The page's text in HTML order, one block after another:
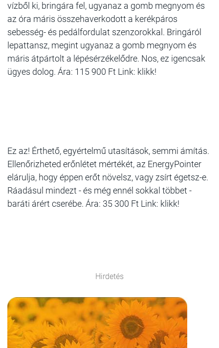
vízből ki, bringára fel, ugyanaz a gomb megnyom és
az óra máris összehaverkodott a kerékpáros
sebesség- és pedálfordulat szenzorokkal. Bringáról
lepattansz, megint ugyanaz a gomb megnyom és
máris átpártolt a lépésérzékelődre. Nos, ez igencsak
ügyes dolog. Ára: 115 900 Ft Link: klikk!
Ez az! Érthető, egyértelmű utasítások, semmi ámítás.
Ellenőrizheted erőnlétet mértékét, az EnergyPointer
elárulja, hogy éppen erőt növelsz, vagy zsírt égetsz-e.
Ráadásul mindezt - és még ennél sokkal többet -
baráti árért cserébe. Ára: 35 300 Ft Link: klikk!
Hirdetés